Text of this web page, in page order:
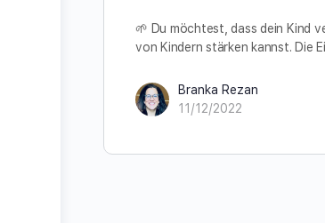
🌱 Du möchtest, dass dein Kind
von Kindern stärken kannst. Die
Branka Rezan
11/12/2022